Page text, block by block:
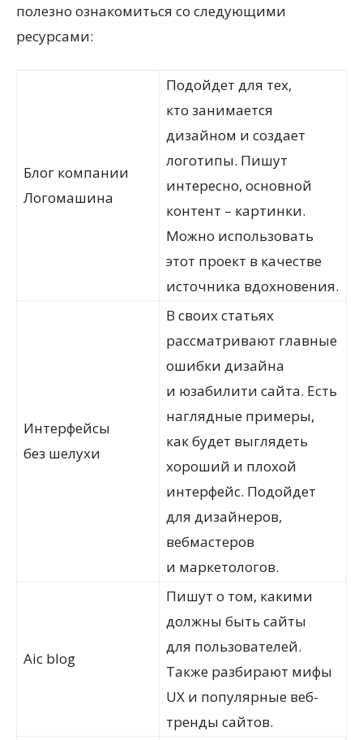
полезно ознакомиться со следующими
ресурсами:
Блог компании
Логомашина
Подойдет для тех,
кто занимается
дизайном и создает
логотипы. Пишут
интересно, основной
контент – картинки.
Можно использовать
этот проект в качестве
источника вдохновения.
Интерфейсы
без шелухи
В своих статьях
рассматривают главные
ошибки дизайна
и юзабилити сайта. Есть
наглядные примеры,
как будет выглядеть
хороший и плохой
интерфейс. Подойдет
для дизайнеров,
вебмастеров
и маркетологов.
Aic blog
Пишут о том, какими
должны быть сайты
для пользователей.
Также разбирают мифы
UX и популярные веб-
тренды сайтов.